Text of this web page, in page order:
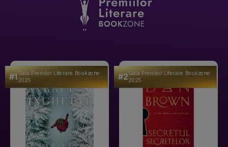
#1Gala Premilor Literare Bookzone
2025 #2Gala Premilor Literare Bookzone
2025